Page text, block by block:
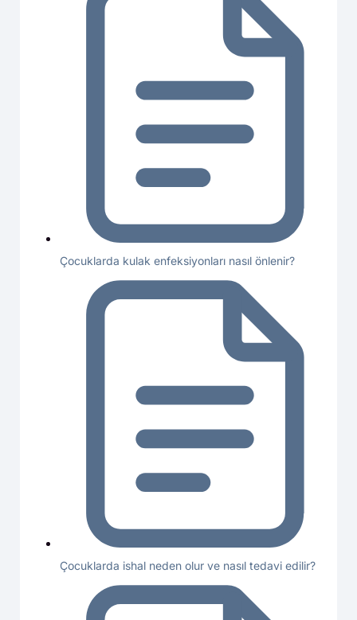
Çocuklarda kulak enfeksiyonları nasıl önlenir?
Çocuklarda ishal neden olur ve nasıl tedavi edilir?